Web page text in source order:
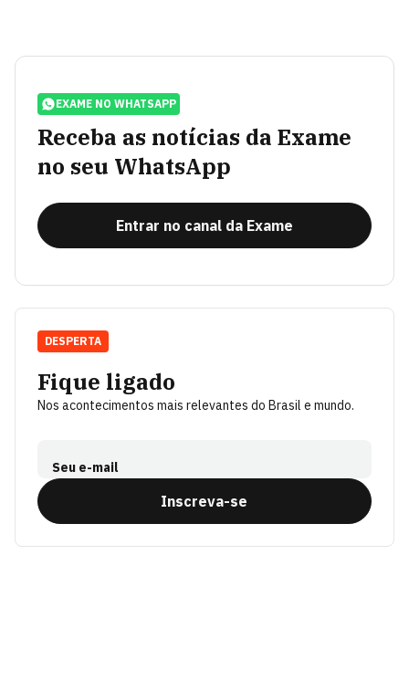
EXAME NO WHATSAPP
Receba as notícias da Exame
no seu WhatsApp
Entrar no canal da Exame
Fique ligado
Nos acontecimentos mais relevantes do Brasil e mundo.
Seu e-mail
Inscreva-se
DESPERTA